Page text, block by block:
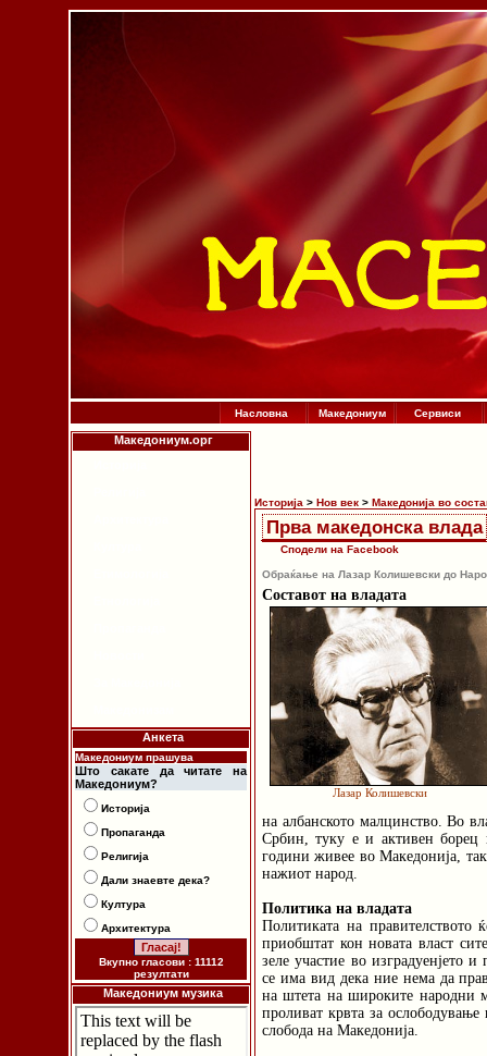
Насловна Македониум Сервиси
Македониум.орг
Анкета
Македониум прашува
Што сакате да читате на
Македониум?
Историја
Пропаганда
Религија
Дали знаевте дека?
Култура
Архитектура
Вкупно гласови : 11112
резултати
Македониум музика
Историја > Нов век > Македонија во
Прва македонска влада
Сподели на Facebook
Обраќање на Лазар Колишевски до
Составот на владата
Лазар Колишевски
на албанското малцинство. Во
Србин, туку е и активен борец
години живее во Македонија,
нажиот народ.
Политика на владата
Политиката на
приобштат кон новата власт
зеле участие во изградуенјето
се има вид дека ние нема да
на штета на широките народни
проливат крвта за
слобода на Македонија.